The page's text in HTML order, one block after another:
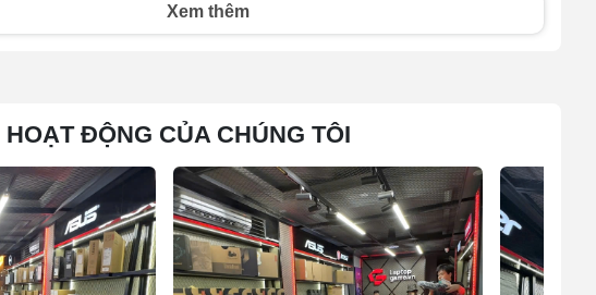
Xem thêm
ĐỘNG CỦA CHÚNG TÔI